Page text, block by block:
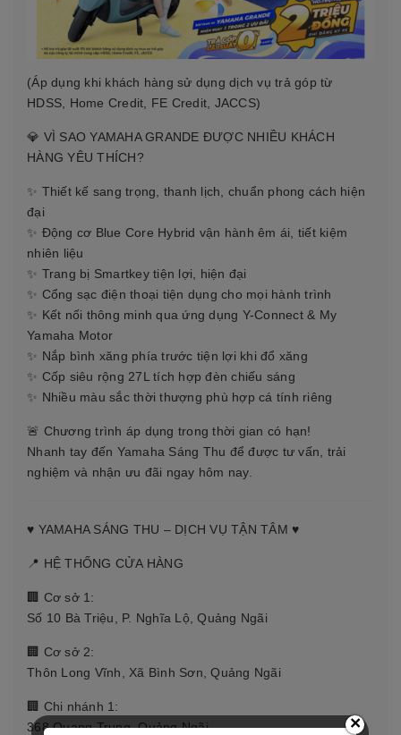
(Áp dụng khi khách hàng sử dụng dịch vụ trả góp từ
HDSS, Home Credit, FE Credit, JACCS)
💎 VÌ SAO YAMAHA GRANDE ĐƯỢC NHIỀU KHÁCH
HÀNG YÊU THÍCH?
✨ Thiết kế sang trọng, thanh lịch, chuẩn phong cách hiện
đại
✨ Động cơ Blue Core Hybrid vận hành êm ái, tiết kiệm
nhiên liệu
✨ Trang bị Smartkey tiện lợi, hiện đại
✨ Cổng sạc điện thoại tiện dụng cho mọi hành trình
✨ Kết nối thông minh qua ứng dụng Y-Connect & My
Yamaha Motor
✨ Nắp bình xăng phía trước tiện lợi khi đổ xăng
✨ Cốp siêu rộng 27L tích hợp đèn chiếu sáng
✨ Nhiều màu sắc thời thượng phù hợp cá tính riêng
🚨 Chương trình áp dụng trong thời gian có hạn!
Nhanh tay đến Yamaha Sáng Thu để được tư vấn, trải
nghiệm và nhận ưu đãi ngay hôm nay.
♥️ YAMAHA SÁNG THU – DỊCH VỤ TẬN TÂM ♥️
📍 HỆ THỐNG CỬA HÀNG
🏢 Cơ sở 1:
Số 10 Bà Triệu, P. Nghĩa Lộ, Quảng Ngãi
🏢 Cơ sở 2:
Thôn Long Vĩnh, Xã Bình Sơn, Quảng Ngãi
🏢 Chi nhánh 1:
368 Quang Trung, Quảng Ngãi
×